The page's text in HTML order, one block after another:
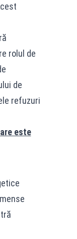
rolul de
de
refuzuri
este